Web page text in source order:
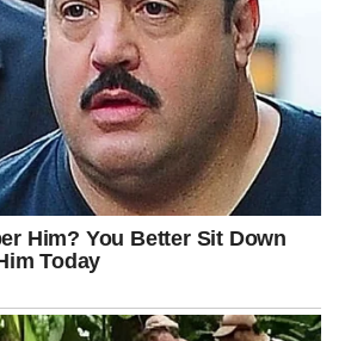
ili susret mogli bi da pokrenu niz
mnogo veći značaj nego što ćete u
prilike koje vam se pojavljuju
vašeg prvobitnog plana. Ponekad
planirali donese najviše sreće.
kojem ćete imati priliku da
na više životnih polja. Sve što je
sebi i da budete spremni da